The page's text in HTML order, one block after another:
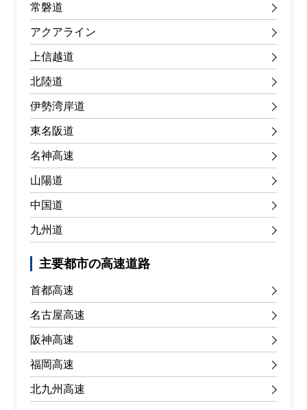
常磐道
アクアライン
上信越道
北陸道
伊勢湾岸道
東名阪道
名神高速
山陽道
中国道
九州道
主要都市の高速道路
首都高速
名古屋高速
阪神高速
福岡高速
北九州高速